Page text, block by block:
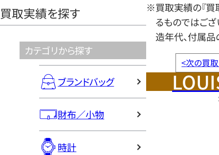
買取実績を探す
カテゴリから探す
ブランドバッグ
財布／小物
時計
※買取実績の『買
るものではござ
造年代、付属品
<次の買